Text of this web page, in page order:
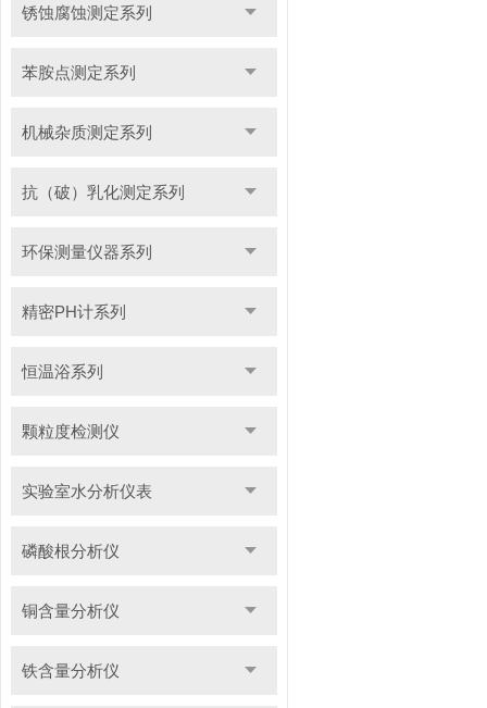
锈蚀腐蚀测定系列
苯胺点测定系列
机械杂质测定系列
抗（破）乳化测定系列
环保测量仪器系列
精密PH计系列
恒温浴系列
颗粒度检测仪
实验室水分析仪表
磷酸根分析仪
铜含量分析仪
铁含量分析仪